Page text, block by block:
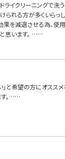
イクリーニングで
れる方が多くいらっ
減退させる為、使用
思います。 ……
と希望の方にオススメ
す。……